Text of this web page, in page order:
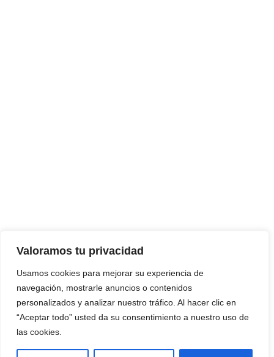
Valoramos tu privacidad
Usamos cookies para mejorar su experiencia de
navegación, mostrarle anuncios o contenidos
personalizados y analizar nuestro tráfico. Al hacer clic en
“Aceptar todo” usted da su consentimiento a nuestro uso de
las cookies.